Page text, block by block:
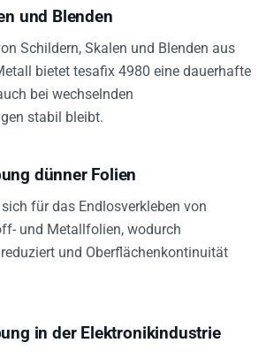
und Blenden
Schildern, Skalen und Blenden aus
bietet tesafix 4980 eine dauerhafte
bei wechselnden
stabil bleibt.
dünner Folien
für das Endlosverkleben von
und Metallfolien, wodurch
und Oberflächenkontinuität
in der Elektronikindustrie